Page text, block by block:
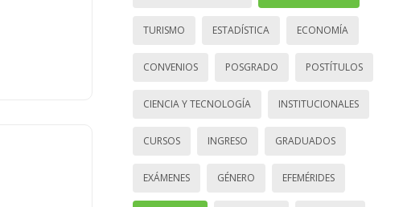
TURISMO ESTADÍSTICA ECONOMÍA
CONVENIOS POSGRADO POSTÍTULOS
CIENCIA Y TECNOLOGÍA INSTITUCIONALES
CURSOS INGRESO GRADUADOS
EXÁMENES GÉNERO EFEMÉRIDES